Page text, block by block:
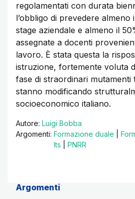
regolamentati con durata
l’obbligo di prevedere
stage aziendale e almeno il
assegnate a docenti
lavoro. È stata questa la
istruzione, fortemente voluta
fase di straordinari mutamenti
stanno modificando
socioeconomico italiano.
Autore: Luigi Bobba
Argomenti: Formazione duale
Its
PNRR
Argomenti